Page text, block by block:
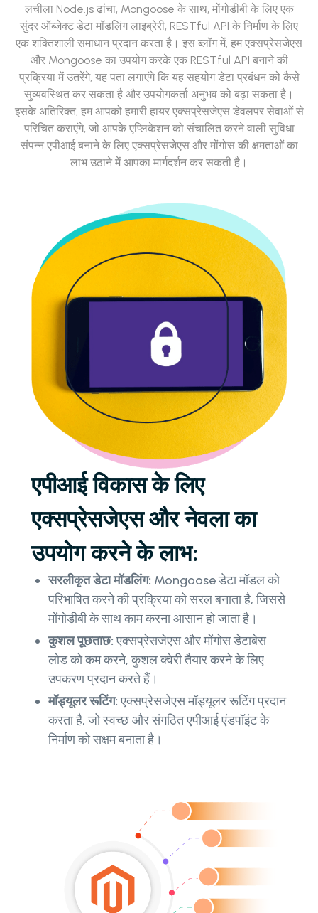
लचीला Node.js ढांचा, Mongoose के साथ, मोंगोडीबी के लिए एक
सुंदर ऑब्जेक्ट डेटा मॉडलिंग लाइब्रेरी, RESTful API के निर्माण के लिए
एक शक्तिशाली समाधान प्रदान करता है। इस ब्लॉग में, हम एक्सप्रेसजेएस
और Mongoose का उपयोग करके एक RESTful API बनाने की
प्रक्रिया में उतरेंगे, यह पता लगाएंगे कि यह सहयोग डेटा प्रबंधन को कैसे
सुव्यवस्थित कर सकता है और उपयोगकर्ता अनुभव को बढ़ा सकता है।
इसके अतिरिक्त, हम आपको हमारी हायर एक्सप्रेसजेएस डेवलपर सेवाओं से
परिचित कराएंगे, जो आपके एप्लिकेशन को संचालित करने वाली सुविधा
संपन्न एपीआई बनाने के लिए एक्सप्रेसजेएस और मोंगोस की क्षमताओं का
लाभ उठाने में आपका मार्गदर्शन कर सकती है।
एपीआई विकास के लिए
एक्सप्रेसजेएस और नेवला का
उपयोग करने के लाभ:
सरलीकृत डेटा मॉडलिंग: Mongoose डेटा मॉडल को
परिभाषित करने की प्रक्रिया को सरल बनाता है, जिससे
मोंगोडीबी के साथ काम करना आसान हो जाता है।
कुशल पूछताछ:एक्सप्रेसजेएस और मोंगोस डेटाबेस
लोड को कम करने, कुशल क्वेरी तैयार करने के लिए
उपकरण प्रदान करते हैं।
मॉड्यूलर रूटिंग:एक्सप्रेसजेएस मॉड्यूलर रूटिंग प्रदान
करता है, जो स्वच्छ और संगठित एपीआई एंडपॉइंट के
निर्माण को सक्षम बनाता है।